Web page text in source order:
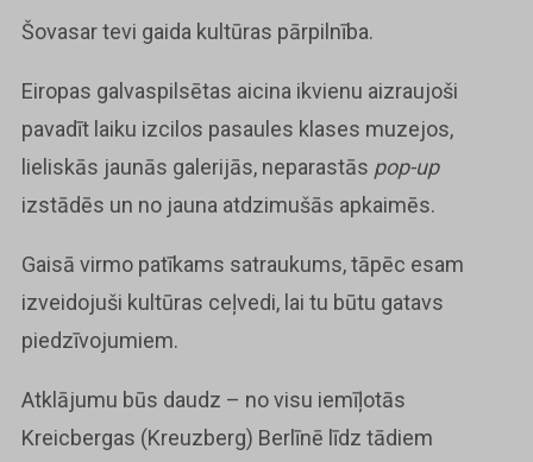
Šovasar tevi gaida kultūras pārpilnība.
Eiropas galvaspilsētas aicina ikvienu aizraujoši
pavadīt laiku izcilos pasaules klases muzejos,
lieliskās jaunās galerijās, neparastās pop-up
izstādēs un no jauna atdzimušās apkaimēs.
Gaisā virmo patīkams satraukums, tāpēc esam
izveidojuši kultūras ceļvedi, lai tu būtu gatavs
piedzīvojumiem.
Atklājumu būs daudz – no visu iemīļotās
Kreicbergas (Kreuzberg) Berlīnē līdz tādiem